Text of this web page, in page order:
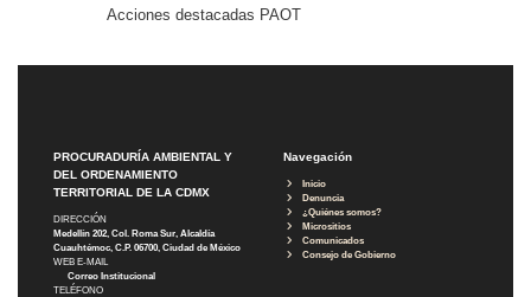
Acciones destacadas PAOT
PROCURADURÍA AMBIENTAL Y
DEL ORDENAMIENTO
TERRITORIAL DE LA CDMX
DIRECCIÓN
Medellín 202, Col. Roma Sur, Alcaldía
Cuauhtémoc, C.P. 06700, Ciudad de México
WEB E-MAIL
Correo Institucional
TELÉFONO
Navegación
Inicio
Denuncia
¿Quiénes somos?
Micrositios
Comunicados
Consejo de Gobierno